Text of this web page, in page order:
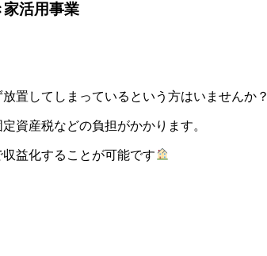
活用事業
置してしまっているという方はいませんか？
資産税などの負担がかかります。
益化することが可能です